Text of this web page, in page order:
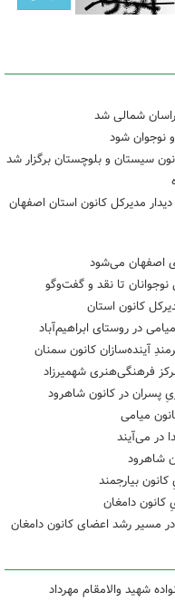
شمالی شد
نوجوان شود
سیستان و بلوچستان برگزار شد
مدیرکل کانون استان اصفهان
اصفهان می‌شود
تا نقد و گفت‌وگو
کانون استان
در روستای ابراهیم‌آباد
آینده‌سازان کانون سمنان
فرهنگی‌هنری شهمیرزاد
پسران در کانون شاهرود
میامی
در می‌آیند
شاهرود
بیارجمند
دامغان
مسیر رشد اعضای کانون دامغان
شهید والامقام مهرداد